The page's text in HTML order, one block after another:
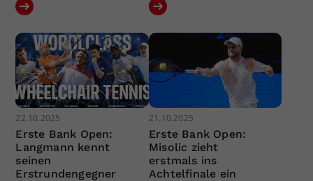
22.10.2025
Erste Bank Open:
Langmann kennt
seinen
Erstrundengegner
21.10.2025
Erste Bank Open:
Misolic zieht
erstmals ins
Achtelfinale ein